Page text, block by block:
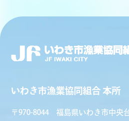
いわき市漁業協同組合 本所
〒970-8044 福島県いわき市中央